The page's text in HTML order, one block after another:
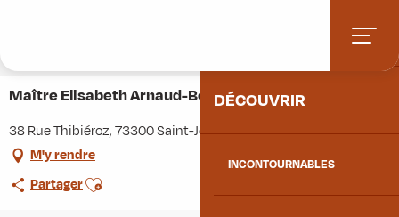
principal
DÉCOUVRIR
INCONTOURNABLES
Maître Elisabeth Arnaud-Bodecher Avocate
38 Rue Thibiéroz, 73300 Saint-Jean-de-Maurienne
M'y rendre
PartagerAjouter aux favoris